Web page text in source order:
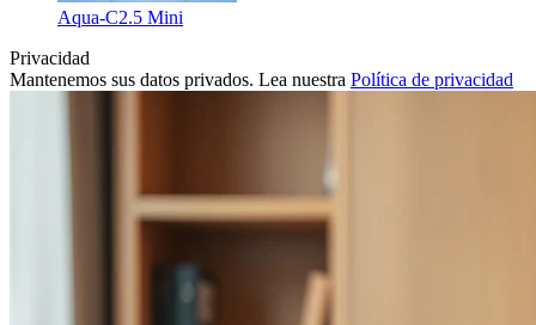
Aqua-C2.5 Mini
Privacidad
Mantenemos sus datos privados. Lea nuestra Política de privacidad